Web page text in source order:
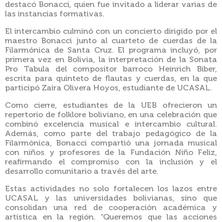
destacó Bonacci, quien fue invitado a liderar varias de
las instancias formativas.
El intercambio culminó con un concierto dirigido por el
maestro Bonacci junto al cuarteto de cuerdas de la
Filarmónica de Santa Cruz. El programa incluyó, por
primera vez en Bolivia, la interpretación de la Sonata
Pro Tabula del compositor barroco Heinrich Biber,
escrita para quinteto de flautas y cuerdas, en la que
participó Zaira Olivera Hoyos, estudiante de UCASAL.
Como cierre, estudiantes de la UEB ofrecieron un
repertorio de folklore boliviano, en una celebración que
combinó excelencia musical e intercambio cultural.
Además, como parte del trabajo pedagógico de la
Filarmónica, Bonacci compartió una jornada musical
con niños y profesores de la Fundación Niño Feliz,
reafirmando el compromiso con la inclusión y el
desarrollo comunitario a través del arte.
Estas actividades no solo fortalecen los lazos entre
UCASAL y las universidades bolivianas, sino que
consolidan una red de cooperación académica y
artística en la región. “Queremos que las acciones